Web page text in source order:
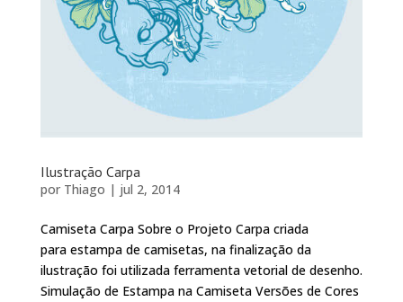
Ilustração Carpa
por Thiago | jul 2, 2014
Camiseta Carpa Sobre o Projeto Carpa criada
para estampa de camisetas, na finalização da
ilustração foi utilizada ferramenta vetorial de desenho.
Simulação de Estampa na Camiseta Versões de Cores